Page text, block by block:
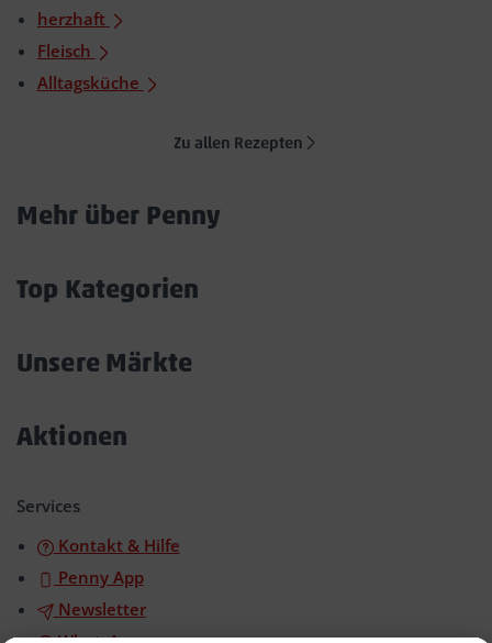
herzhaft
Fleisch
Alltagsküche
Zu allen Rezepten
Mehr über Penny
Top Kategorien
Unsere Märkte
Aktionen
Services
Kontakt & Hilfe
Penny App
Newsletter